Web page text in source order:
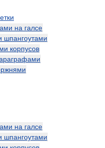
на галсе
шпангоутами
корпусов
на галсе
шпангоутами